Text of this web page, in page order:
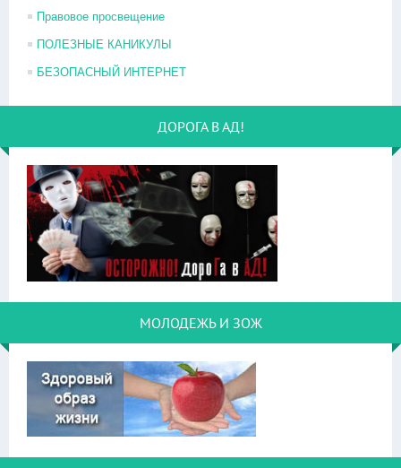
Правовое просвещение
ПОЛЕЗНЫЕ КАНИКУЛЫ
БЕЗОПАСНЫЙ ИНТЕРНЕТ
ДОРОГА В АД!
МОЛОДЕЖЬ И ЗОЖ